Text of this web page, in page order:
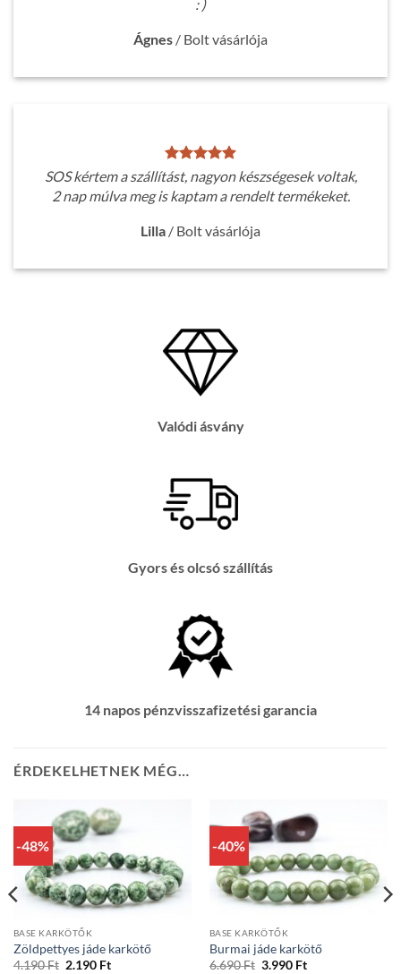
: )
Ágnes / Bolt vásárlója
SOS kértem a szállítást, nagyon készségesek voltak,
2 nap múlva meg is kaptam a rendelt termékeket.
Lilla / Bolt vásárlója
Valódi ásvány
Gyors és olcsó szállítás
14 napos pénzvisszafizetési garancia
ÉRDEKELHETNEK MÉG…
-48%
BASE KARKÖTŐK
Zöldpettyes jáde karkötő
4.190Ft Original
2.190 FtCurrent
-40%
BASE KARKÖTŐK
Burmai jáde karkötő
6.690Ft Original
3.990 FtCurrent